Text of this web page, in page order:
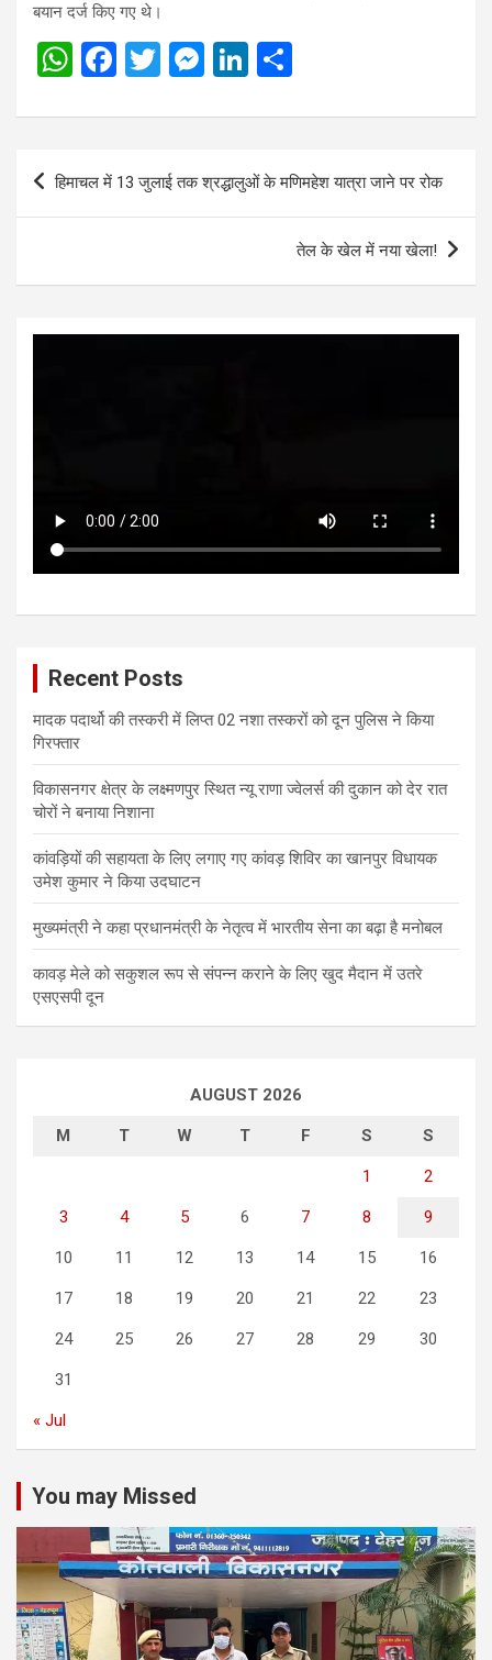
बयान दर्ज किए गए थे।
W
at
A
F
ce
b
o
T
tt
er
M
se
g
Li
ke
dI
n
ar
e
Post
हिमाचल में 13 जुलाई तक श्रद्धालुओं के मणिमहेश यात्रा जाने पर रोक
तेल के खेल में नया खेला!
Recent Posts
मादक पदार्थो की तस्करी में लिप्त 02 नशा तस्करों को दून पुलिस ने किया
गिरफ्तार
विकासनगर क्षेत्र के लक्ष्मणपुर स्थित न्यू राणा ज्वेलर्स की दुकान को देर रात
चोरों ने बनाया निशाना
कांवड़ियों की सहायता के लिए लगाए गए कांवड़ शिविर का खानपुर विधायक
उमेश कुमार ने किया उदघाटन
मुख्यमंत्री ने कहा प्रधानमंत्री के नेतृत्व में भारतीय सेना का बढ़ा है मनोबल
कावड़ मेले को सकुशल रूप से संपन्न कराने के लिए खुद मैदान में उतरे
एसएसपी दून
AUGUST 2026
M T W T F S S
1 2
3 4 5 6 7 8 9
10 11 12 13 14 15 16
17 18 19 20 21 22 23
24 25 26 27 28 29 30
31
« Jul
You may Missed